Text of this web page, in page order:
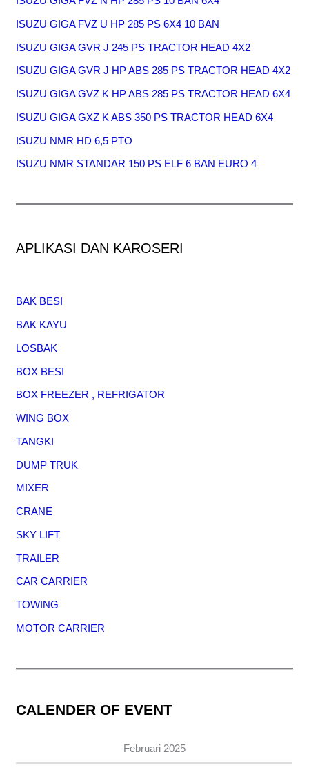
ISUZU GIGA FVZ U HP 285 PS 6X4 10 BAN
ISUZU GIGA GVR J 245 PS TRACTOR HEAD 4X2
ISUZU GIGA GVR J HP ABS 285 PS TRACTOR HEAD 4X2
ISUZU GIGA GVZ K HP ABS 285 PS TRACTOR HEAD 6X4
ISUZU GIGA GXZ K ABS 350 PS TRACTOR HEAD 6X4
ISUZU NMR HD 6,5 PTO
ISUZU NMR STANDAR 150 PS ELF 6 BAN EURO 4
APLIKASI DAN KAROSERI
BAK BESI
BAK KAYU
LOSBAK
BOX BESI
BOX FREEZER , REFRIGATOR
WING BOX
TANGKI
DUMP TRUK
MIXER
CRANE
SKY LIFT
TRAILER
CAR CARRIER
TOWING
MOTOR CARRIER
CALENDER OF EVENT
Februari 2025